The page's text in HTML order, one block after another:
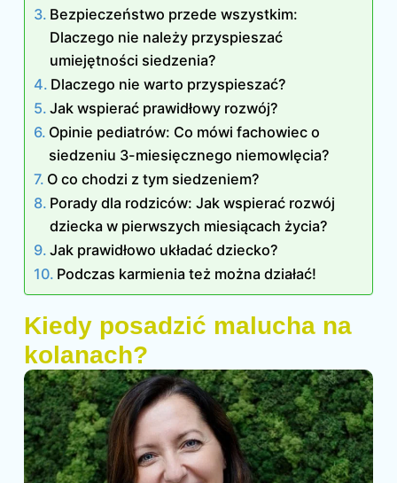
Bezpieczeństwo przede wszystkim:
Dlaczego nie należy przyspieszać
umiejętności siedzenia?
Dlaczego nie warto przyspieszać?
Jak wspierać prawidłowy rozwój?
Opinie pediatrów: Co mówi fachowiec o
siedzeniu 3-miesięcznego niemowlęcia?
O co chodzi z tym siedzeniem?
Porady dla rodziców: Jak wspierać rozwój
dziecka w pierwszych miesiącach życia?
Jak prawidłowo układać dziecko?
Podczas karmienia też można działać!
Kiedy posadzić malucha na
kolanach?